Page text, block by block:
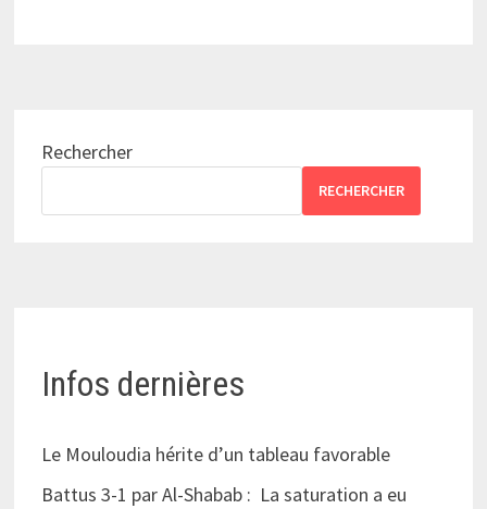
Rechercher
RECHERCHER
Infos dernières
Le Mouloudia hérite d’un tableau favorable
Battus 3-1 par Al-Shabab : La saturation a eu